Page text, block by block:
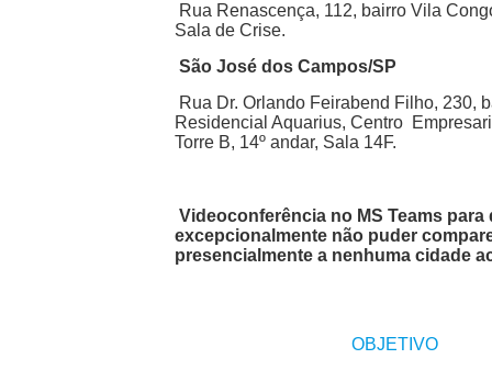
Rua Renascença, 112, bairro Vila
Sala de Crise.
São José dos Campos/SP
Rua Dr. Orlando Feirabend Filho, 230,
Residencial Aquarius, Centro
Torre B, 14º andar, Sala 14F.
Videoconferência no MS Teams para
excepcionalmente não puder
presencialmente a nenhuma cidade
OBJETIVO